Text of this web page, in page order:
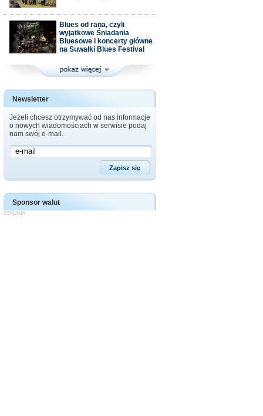
Blues od rana, czyli
wyjątkowe Śniadania
Bluesowe i koncerty główne
na Suwałki Blues Festival
Newsletter
Jeżeli chcesz otrzymywać od nas informacje
o nowych wiadomościach w serwisie podaj
nam swój e-mail.
Sponsor walut